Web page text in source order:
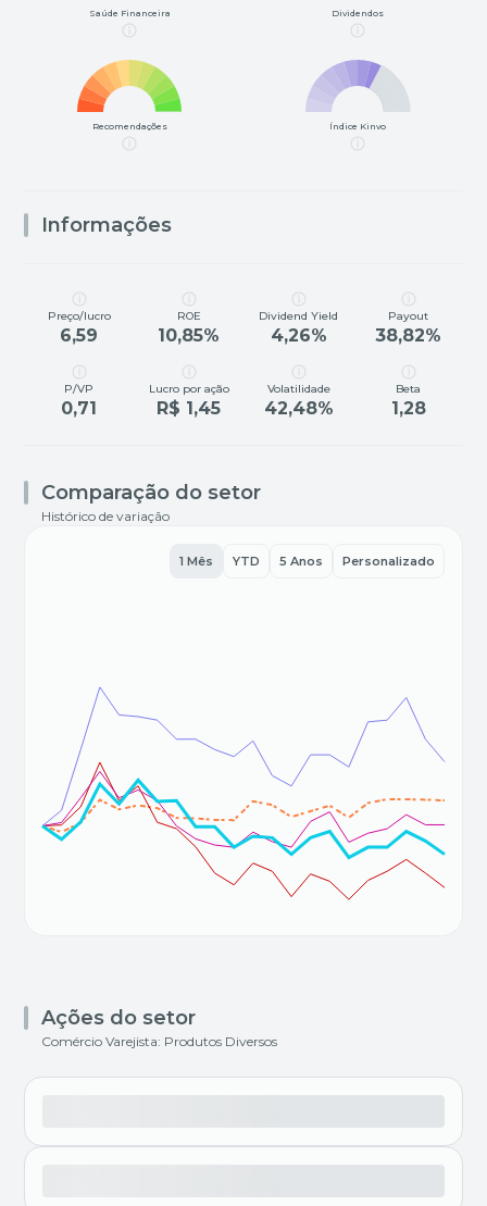
Saúde Financeira Dividendos
Recomendações Índice Kinvo
Informações
Preço/lucro
6,59
ROE
10,85%
Dividend Yield
4,26%
Payout
38,82%
P/VP
0,71
Lucro por ação
R$ 1,45
Volatilidade
42,48%
Beta
1,28
Comparação do setor
Histórico de variação
1 Mês YTD 5 Anos Personalizado
Ações do setor
Comércio Varejista: Produtos Diversos